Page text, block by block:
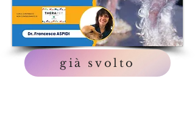
già svolto